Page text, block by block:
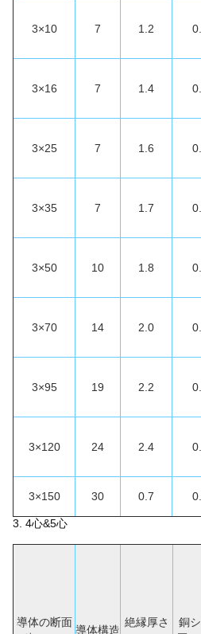
3×10 7 1.2
3×16 7 1.4
3×25 7 1.6
3×35 7 1.7
3×50 10 1.8
3×70 14 2.0
3×95 19 2.2
3×120 24 2.4
3×150 30 0.7
3. 4心&5心
導体の断面
導体構造
絶縁厚さ
銅